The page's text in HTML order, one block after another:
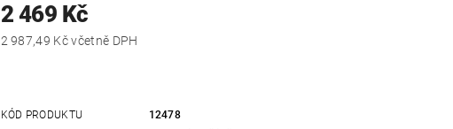
2 469 Kč
2 987,49 Kč včetně DPH
KÓD PRODUKTU
12478